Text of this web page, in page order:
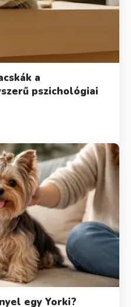
a
pszichológiai
egy Yorki?